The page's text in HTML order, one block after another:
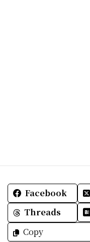
Facebook
Threads
Copy